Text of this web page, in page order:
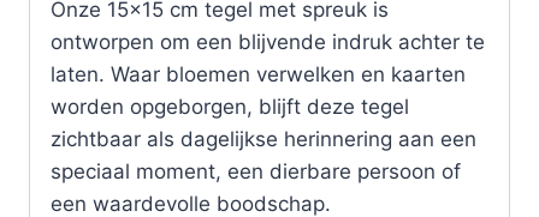
Onze 15×15 cm tegel met spreuk is
ontworpen om een blijvende indruk achter te
laten. Waar bloemen verwelken en kaarten
worden opgeborgen, blijft deze tegel
zichtbaar als dagelijkse herinnering aan een
speciaal moment, een dierbare persoon of
een waardevolle boodschap.